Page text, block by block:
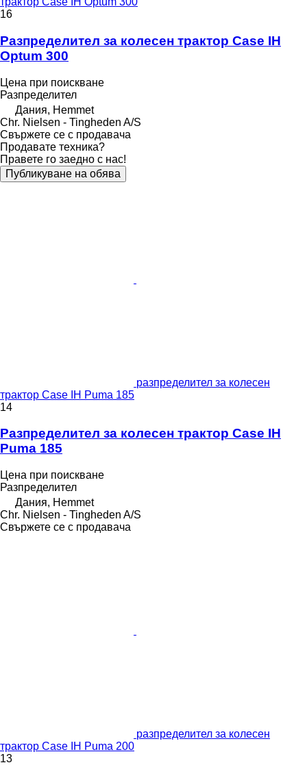
16
Разпределител за колесен трактор Case IH
Optum 300
Цена при поискване
Разпределител
Дания, Hemmet
Chr. Nielsen - Tingheden A/S
Свържете се с продавача
Продавате техника?
Правете го заедно с нас!
Публикуване на обява
разпределител за колесен
трактор Case IH Puma 185
14
Разпределител за колесен трактор Case IH
Puma 185
Цена при поискване
Разпределител
Дания, Hemmet
Chr. Nielsen - Tingheden A/S
Свържете се с продавача
разпределител за колесен
трактор Case IH Puma 200
13